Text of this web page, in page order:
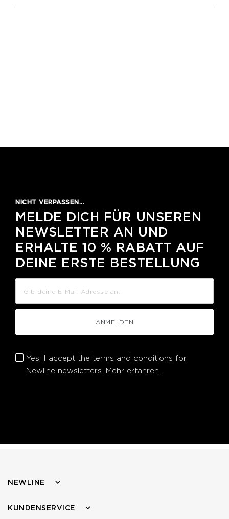
NICHT VERPASSEN...
MELDE DICH FÜR UNSEREN
NEWSLETTER AN UND
ERHALTE 10 % RABATT AUF
DEINE ERSTE BESTELLUNG
ANMELDEN
Yes, I accept the terms and conditions for
Newline newsletters. Mehr erfahren.
NEWLINE
KUNDENSERVICE